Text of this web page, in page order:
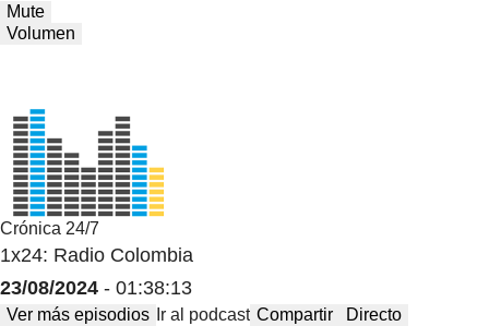
Mute
Volumen
Crónica 24/7
1x24: Radio Colombia
23/08/2024 - 01:38:13
Ver más episodios Ir al podcast Compartir Directo